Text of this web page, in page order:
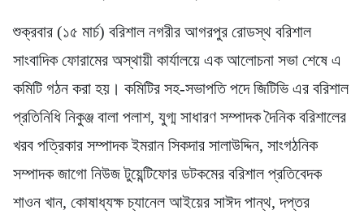
শুক্রবার (১৫ মার্চ) বরিশাল নগরীর আগরপুর রোডস্থ বরিশাল
সাংবাদিক ফোরামের অস্থায়ী কার্যালয়ে এক আলোচনা সভা শেষে এ
কমিটি গঠন করা হয়। কমিটির সহ-সভাপতি পদে জিটিভি এর বরিশাল
প্রতিনিধি নিকুঞ্জ বালা পলাশ, যুগ্ম সাধারণ সম্পাদক দৈনিক বরিশালের
খরব পত্রিকার সম্পাদক ইমরান সিকদার সালাউদ্দিন, সাংগঠনিক
সম্পাদক জাগো নিউজ টুয়েন্টিফোর ডটকমের বরিশাল প্রতিবেদক
শাওন খান, কোষাধ্যক্ষ চ্যানেল আইয়ের সাঈদ পান্থ, দপ্তর